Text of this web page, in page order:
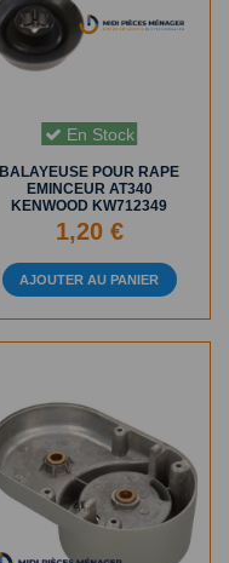
En Stock
BALAYEUSE POUR RAPE
EMINCEUR AT340
KENWOOD KW712349
1,20 €
AJOUTER AU PANIER